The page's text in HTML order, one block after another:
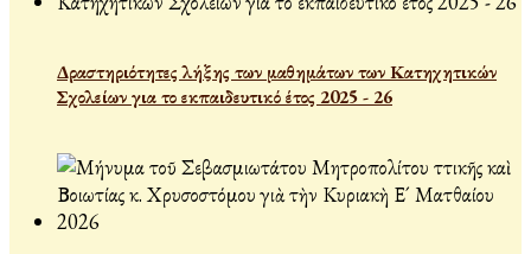
Δραστηριότητες λήξης των μαθημάτων των Κατηχητικών
Σχολείων για το εκπαιδευτικό έτος 2025 - 26